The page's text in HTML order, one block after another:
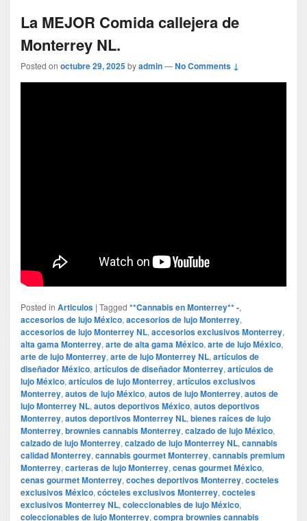
La MEJOR Comida callejera de
Monterrey NL.
Posted on octubre 29, 2025byadmin—No Comments ↓
Posted in Articulos | Tagged **Cannabis en Monterrey** -,
accesorios de lujo México, accesorios de lujo Monterrey,
accesorios de lujo Monterrey NL, accesorios exclusivos Monterrey,
alta gama Monterrey, arte de alta gama México, arte de lujo México,
arte de lujo Monterrey, arte de lujo Monterrey NL, artículos de
diseñador México, artículos de diseñador Monterrey, artículos de
lujo México, artículos de lujo Monterrey, artículos exclusivos
Monterrey, autos de lujo México, autos de lujo Monterrey, autos de
lujo Monterrey NL, autos deportivos México, autos deportivos
Monterrey, autos deportivos Monterrey NL, bienes raíces de lujo
Monterrey, brownies cannabis Monterrey, calzado de lujo México,
calzado de lujo Monterrey, calzado de lujo Monterrey NL, cannabis
calidad Monterrey, cannabis gourmet Monterrey, cannabis premium
Monterrey, carteras de lujo Monterrey, cenas gourmet México,
cenas gourmet Monterrey, coches deportivos Monterrey, cocteles
exclusivos México, cócteles exclusivos Monterrey, cocteles
exclusivos Monterrey NL, coleccionables de lujo México,
coleccionables de lujo Monterrey, compra brownies cannabis